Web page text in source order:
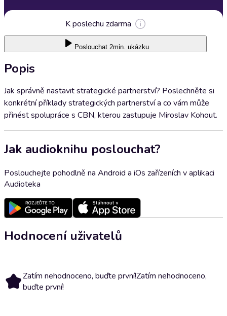
K poslechu zdarma
Poslouchat 2min. ukázku
Popis
Jak správně nastavit strategické partnerství? Poslechněte si
konkrétní příklady strategických partnerství a co vám může
přinést spolupráce s CBN, kterou zastupuje Miroslav Kohout.
Jak audioknihu poslouchat?
Poslouchejte pohodlně na Android a iOs zařízeních v aplikaci
Audioteka
Hodnocení uživatelů
Zatím nehodnoceno, buďte první!Zatím nehodnoceno,
buďte první!